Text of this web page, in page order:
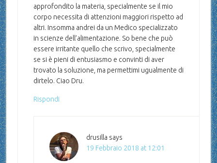
approfondito la materia, specialmente se il mio
corpo necessita di attenzioni maggiori rispetto ad
altri. Insomma andrei da un Medico specializzato
in scienze dell’alimentazione. So bene che può
essere irritante quello che scrivo, specialmente
se si è pieni di entusiasmo e convinti di aver
trovato la soluzione, ma permettimi ugualmente di
dirtelo. Ciao Dru.
Rispondi
drusilla says
19 Febbraio 2018 at 12:01